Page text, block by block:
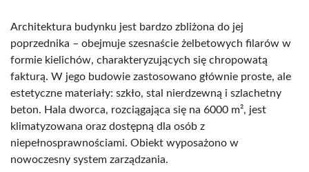
Architektura budynku jest bardzo zbliżona do jej
poprzednika – obejmuje szesnaście żelbetowych filarów w
formie kielichów, charakteryzujących się chropowatą
fakturą. W jego budowie zastosowano głównie proste, ale
estetyczne materiały: szkło, stal nierdzewną i szlachetny
beton. Hala dworca, rozciągająca się na 6000 m², jest
klimatyzowana oraz dostępną dla osób z
niepełnosprawnościami. Obiekt wyposażono w
nowoczesny system zarządzania.